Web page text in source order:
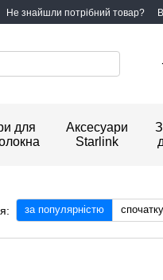
Не знайшли потрібний товар?
для
Аксесуари
Starlink
за популярністю